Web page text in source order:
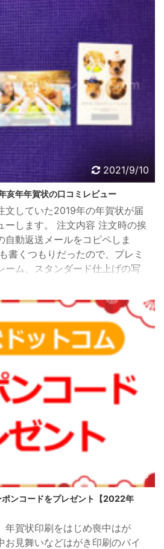
ご注文
月16日 ...
2021/9/10
亥年年賀状の口コミレビュー
文していた2019年の年賀状が届
ーします。 注文内容 注文時の挨
自動返送メールをコピペしま
書くつもりだったので、プレミ
ーム、スタンダード仕上げの写
承りました。
配送グ
...
2021/10/8
ンコードをプレゼント【2022年
年賀状印刷をはじめ喪中はが
お見舞いなどはがき印刷のパイ